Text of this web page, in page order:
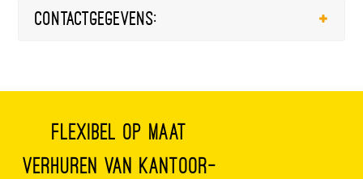
Contactgegevens:
Flexibel op maat
verhuren van kantoor-